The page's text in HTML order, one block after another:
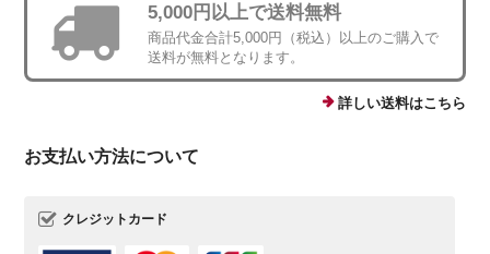
5,000円以上で送料無料
商品代金合計5,000円（税込）以上のご購入で
送料が無料となります。
詳しい送料はこちら
お支払い方法について
クレジットカード